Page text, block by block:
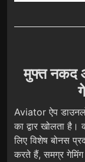
मुफ्त नकद
Aviator ऐप
का द्वार खोलता
लिए विशेष बोनस
करते हैं, समग्र